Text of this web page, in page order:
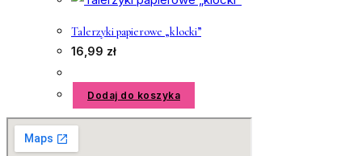
Talerzyki papierowe „klocki”
16,99 zł
Dodaj do koszyka